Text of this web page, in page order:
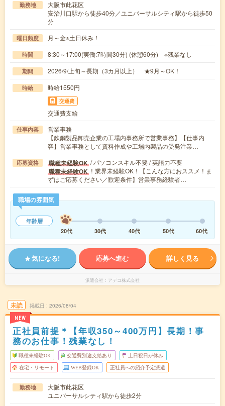
勤務地
大阪市此花区
安治川口駅から徒歩40分／ユニバーサルシティ駅から徒歩50
分
曜日頻度 月～金※土日休み！
時間 8:30～17:00(実働:7時間30分) (休憩60分) ※残業なし
期間 2026/9/上旬～長期（3カ月以上） ★9月～OK！
時給 時給1550円
交通費
交通費支給
仕事内容
営業事務
【鉄鋼製品卸売企業の工場内事務所で営業事務】【仕事内
容】営業事務として資料作成や工場内製品の受発注業…
応募資格 職種未経験OK / パソコンスキル不要 / 英語力不要
職種未経験OK ！業界未経験OK！【こんな方におススメ！ま
ずはご応募ください／歓迎条件】営業事務経験者…
職場の雰囲気
年齢層
20代
30代 40代 50代 60代
気になる! 応募へ進む 詳しく見る
派遣会社 アデコ株式会社
未読
NEW
掲載日 2026/08/04
正社員前提＊【年収350～400万円】長期！事
務のお仕事！残業なし！
職種未経験OK 交通費別途支給あり 土日祝日が休み
在宅・リモート WEB登録OK 正社員への紹介予定派遣
勤務地
大阪市此花区
ユニバーサルシティ駅から徒歩2分